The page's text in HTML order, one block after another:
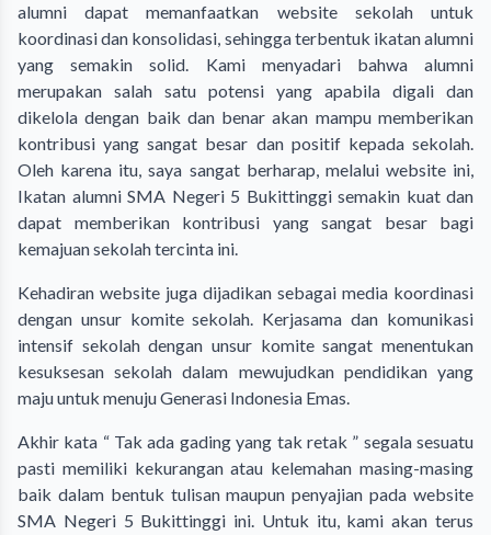
alumni dapat memanfaatkan website sekolah untuk
koordinasi dan konsolidasi, sehingga terbentuk ikatan alumni
yang semakin solid. Kami menyadari bahwa alumni
merupakan salah satu potensi yang apabila digali dan
dikelola dengan baik dan benar akan mampu memberikan
kontribusi yang sangat besar dan positif kepada sekolah.
Oleh karena itu, saya sangat berharap, melalui website ini,
Ikatan alumni SMA Negeri 5 Bukittinggi semakin kuat dan
dapat memberikan kontribusi yang sangat besar bagi
kemajuan sekolah tercinta ini.
Kehadiran website juga dijadikan sebagai media koordinasi
dengan unsur komite sekolah. Kerjasama dan komunikasi
intensif sekolah dengan unsur komite sangat menentukan
kesuksesan sekolah dalam mewujudkan pendidikan yang
maju untuk menuju Generasi Indonesia Emas.
Akhir kata “ Tak ada gading yang tak retak ” segala sesuatu
pasti memiliki kekurangan atau kelemahan masing-masing
baik dalam bentuk tulisan maupun penyajian pada website
SMA Negeri 5 Bukittinggi ini. Untuk itu, kami akan terus